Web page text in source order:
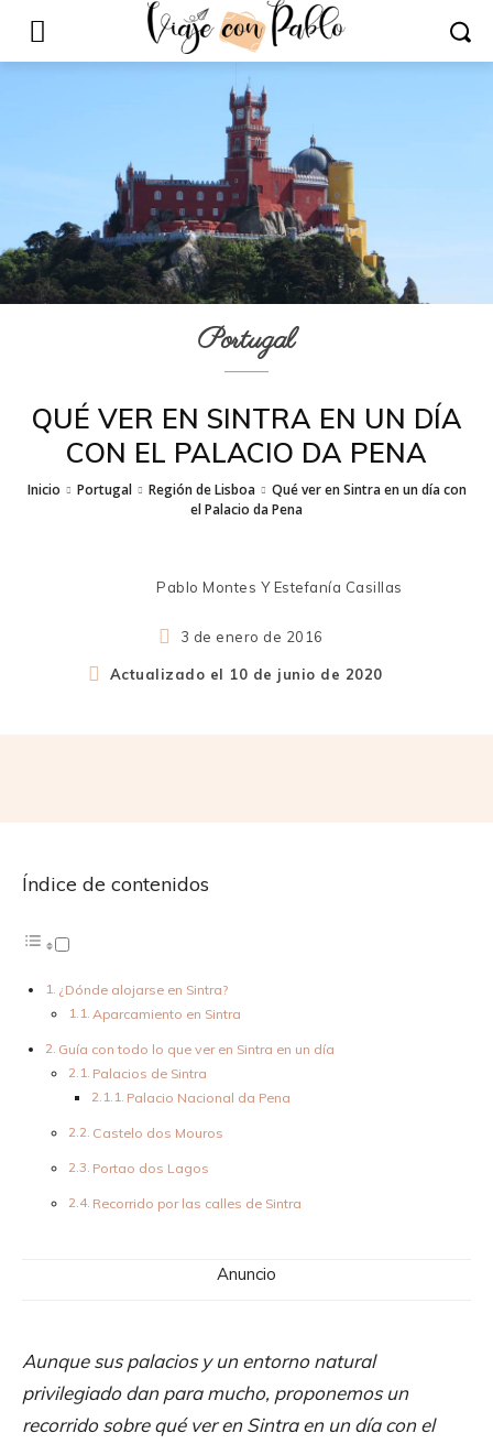
Portugal
QUÉ VER EN SINTRA EN UN DÍA
CON EL PALACIO DA PENA
Inicio Portugal Región de Lisboa
Qué ver en Sintra en un día con
el Palacio da Pena
Pablo Montes Y Estefanía Casillas
3 de enero de 2016
Actualizado el 10 de junio de 2020
Índice de contenidos
¿Dónde alojarse en Sintra?
Aparcamiento en Sintra
Guía con todo lo que ver en Sintra en un día
Palacios de Sintra
Palacio Nacional da Pena
Castelo dos Mouros
Portao dos Lagos
Recorrido por las calles de Sintra
Anuncio
Aunque sus palacios y un entorno natural
privilegiado dan para mucho, proponemos un
recorrido sobre qué ver en Sintra en un día con el